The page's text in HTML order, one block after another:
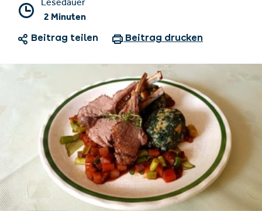
Unterkünfte finden
Ticket- &
Gutscheinshop
Deutsch
+43/5476/6239
info@serfaus-fiss-ladis.at
Lesedauer
2 Minuten
Beitrag teilen Beitrag drucken